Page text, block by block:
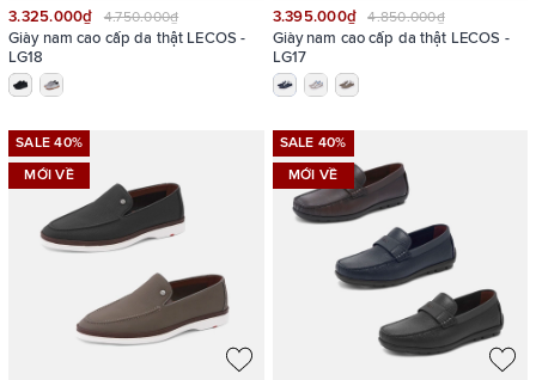
3.325.000₫ 4.750.000₫
Giày nam cao cấp da thật LECOS -
LG18
3.395.000₫ 4.850.000₫
Giày nam cao cấp da thật LECOS -
LG17
SALE 40%
MỚI VỀ
SALE 40%
MỚI VỀ